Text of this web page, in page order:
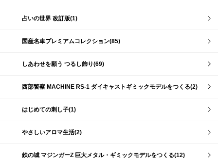
占いの世界 改訂版(1)
国産名車プレミアムコレクション(85)
しあわせを願う つるし飾り(69)
西部警察 MACHINE RS-1 ダイキャストギミックモデルをつくる(2)
はじめての刺し子(1)
やさしいアロマ生活(2)
鉄の城 マジンガーZ 巨大メタル・ギミックモデルをつくる(12)